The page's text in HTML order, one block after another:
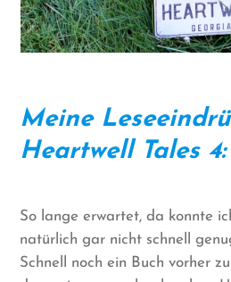
Meine
Heartwell Tales 4:
So lange erwartet, da konnte
natürlich gar nicht schnell
Schnell noch ein Buch vorher